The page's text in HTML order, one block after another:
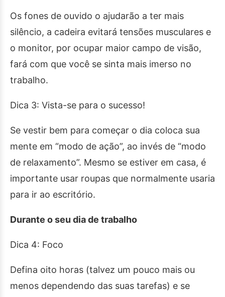
Os fones de ouvido o ajudarão a ter mais
silêncio, a cadeira evitará tensões musculares e
o monitor, por ocupar maior campo de visão,
fará com que você se sinta mais imerso no
trabalho.
Dica 3: Vista-se para o sucesso!
Se vestir bem para começar o dia coloca sua
mente em “modo de ação”, ao invés de “modo
de relaxamento”. Mesmo se estiver em casa, é
importante usar roupas que normalmente usaria
para ir ao escritório.
Durante o seu dia de trabalho
Dica 4: Foco
Defina oito horas (talvez um pouco mais ou
menos dependendo das suas tarefas) e se